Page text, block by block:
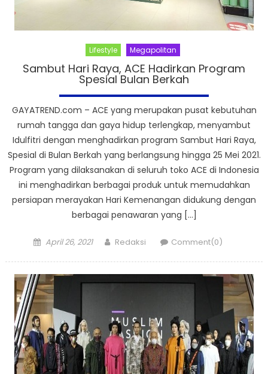
Lifestyle Megapolitan
Sambut Hari Raya, ACE Hadirkan Program
Spesial Bulan Berkah
GAYATREND.com – ACE yang merupakan pusat kebutuhan
rumah tangga dan gaya hidup terlengkap, menyambut
Idulfitri dengan menghadirkan program Sambut Hari Raya,
Spesial di Bulan Berkah yang berlangsung hingga 25 Mei 2021.
Program yang dilaksanakan di seluruh toko ACE di Indonesia
ini menghadirkan berbagai produk untuk memudahkan
persiapan merayakan Hari Kemenangan didukung dengan
berbagai penawaran yang […]
Posted
April 26, 2021 Author
Redaksi Comment(0)